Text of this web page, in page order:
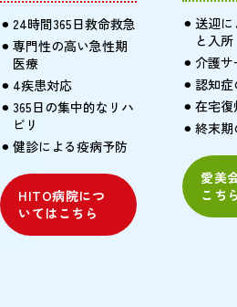
24時間365日救命救急
専門性の高い急性期
医療
4疾患対応
365日の集中的なリハ
ビリ
健診による疫病予防
HITO病院につ
いてはこちら
送迎
と入所
介護
認知症
在宅復
終末期
愛美
こちら